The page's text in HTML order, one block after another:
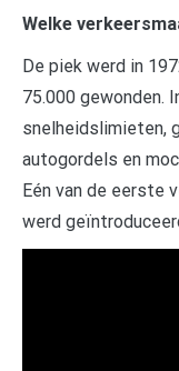
Welke
De piek werd in
75.000 gewonden.
snelheidslimieten,
autogordels en
Eén van de eerste
werd